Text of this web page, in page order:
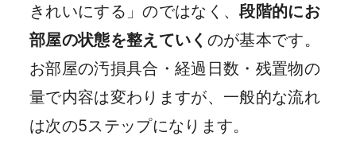
きれいにする」のではなく、段階的にお
部屋の状態を整えていく のが基本です。
お部屋の汚損具合・経過日数・残置物の
量で内容は変わりますが、一般的な流れ
は次の5ステップになります。